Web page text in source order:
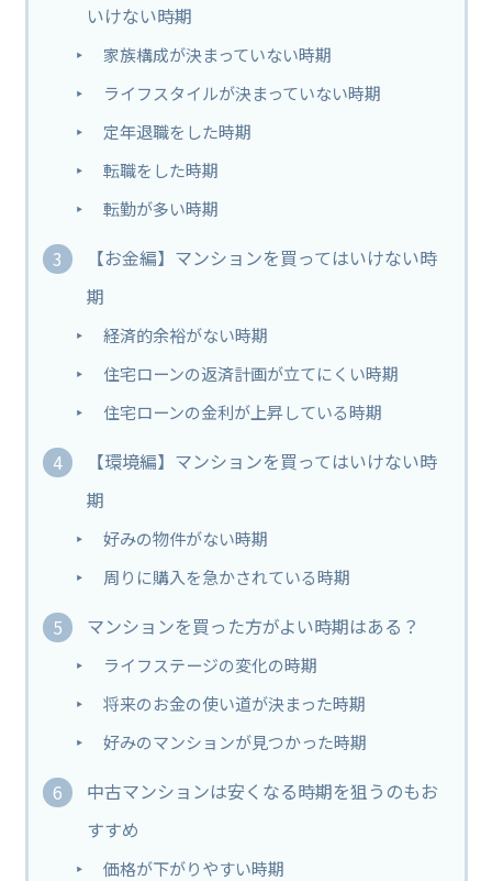
いけない時期
家族構成が決まっていない時期
ライフスタイルが決まっていない時期
定年退職をした時期
転職をした時期
転勤が多い時期
【お金編】マンションを買ってはいけない時
期
経済的余裕がない時期
住宅ローンの返済計画が立てにくい時期
住宅ローンの金利が上昇している時期
【環境編】マンションを買ってはいけない時
期
好みの物件がない時期
周りに購入を急かされている時期
マンションを買った方がよい時期はある？
ライフステージの変化の時期
将来のお金の使い道が決まった時期
好みのマンションが見つかった時期
中古マンションは安くなる時期を狙うのもお
すすめ
価格が下がりやすい時期